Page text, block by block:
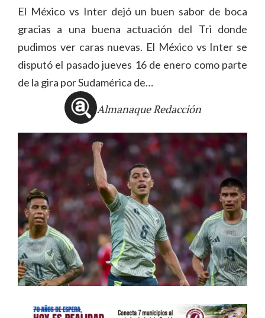
El México vs Inter dejó un buen sabor de boca
gracias a una buena actuación del Tri donde
pudimos ver caras nuevas. El México vs Inter se
disputó el pasado jueves 16 de enero como parte
de la gira por Sudamérica de…
Almanaque Redacción